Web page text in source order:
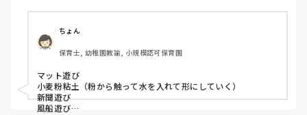
ちょん
保育士, 幼稚園教諭, 小規模認可保育園
マット遊び
小麦粉粘土（粉から触って水を入れて形にしていく）
新聞遊び
風船遊び